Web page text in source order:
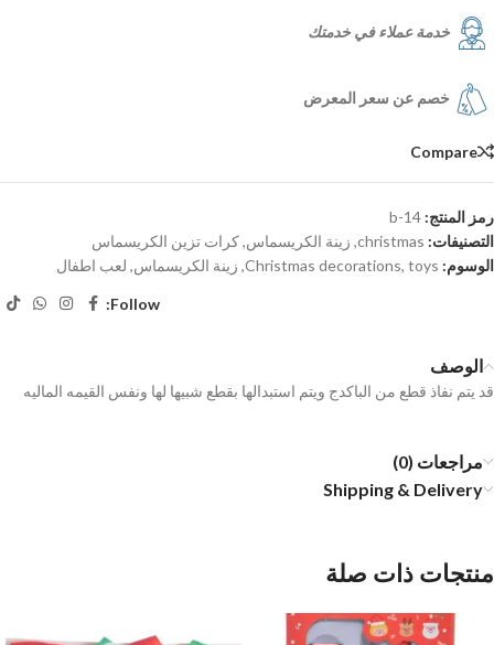
خدمة عملاء في خدمتك
خصم عن سعر المعرض
Compare
رمز المنتج: b-14
التصنيفات: christmas
, زينة الكريسماس,كرات تزين الكريسماس
الوسوم:
Christmas decorations, toys
, زينة الكريسماس, لعب اطفال
Follow:
الوصف
قد يتم نفاذ قطع من الباكدج ويتم استبدالها بقطع شبيها لها ونفس القيمه الماليه
مراجعات (0)
Shipping & Delivery
منتجات ذات صلة